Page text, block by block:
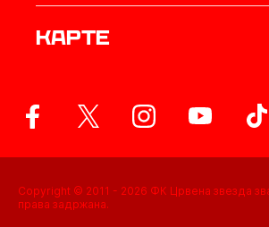
Карте
Copyright © 2011 - 2026 ФК Црвена звезда
права задржана.